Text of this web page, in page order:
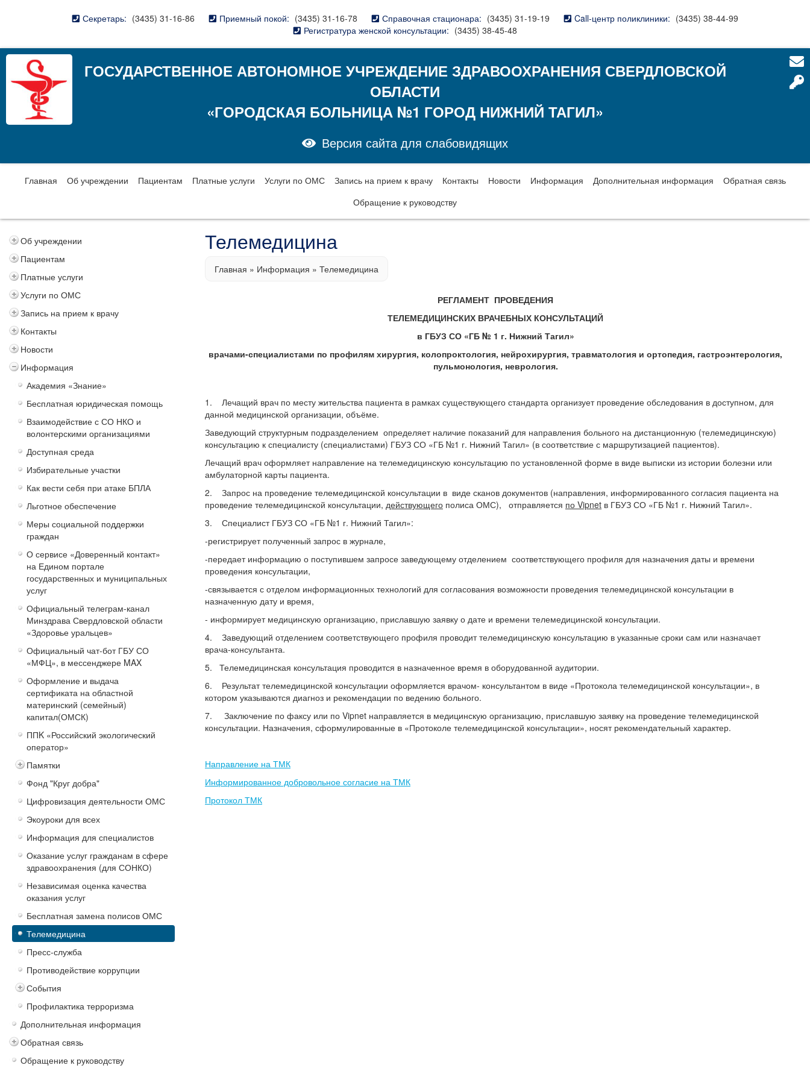
Секретарь: (3435) 31-16-86 Приемный покой: (3435) 31-16-78 Справочная стационара: (3435) 31-19-19 Call-центр поликлиники: (3435) 38-44-99
Регистратура женской консультации: (3435) 38-45-48
ГОСУДАРСТВЕННОЕ АВТОНОМНОЕ УЧРЕЖДЕНИЕ ЗДРАВООХРАНЕНИЯ СВЕРДЛОВСКОЙ
ОБЛАСТИ
«ГОРОДСКАЯ БОЛЬНИЦА №1 ГОРОД НИЖНИЙ ТАГИЛ»
Версия сайта для слабовидящих
Главная Об учреждении Пациентам Платные услуги Услуги по ОМС Запись на прием к врачу Контакты Новости Информация Дополнительная информация
Обратная связь
Обращение к руководству
Об учреждении
Пациентам
Платные услуги
Услуги по ОМС
Запись на прием к врачу
Контакты
Новости
Информация
Академия «Знание»
Бесплатная юридическая помощь
Взаимодействие с СО НКО и
волонтерскими организациями
Доступная среда
Избирательные участки
Как вести себя при атаке БПЛА
Льготное обеспечение
Меры социальной поддержки
граждан
О сервисе «Доверенный контакт»
на Едином портале
государственных и муниципальных
услуг
Официальный телеграм-канал
Минздрава Свердловской области
«Здоровье уральцев»
Официальный чат-бот ГБУ СО
«МФЦ», в мессенджере MAX
Оформление и выдача
сертификата на областной
материнский (семейный)
капитал(ОМСК)
ППK «Российский экологический
оператор»
Памятки
Фонд "Круг добра"
Цифровизация деятельности ОМС
Экоуроки для всех
Информация для специалистов
Оказание услуг гражданам в сфере
здравоохранения (для СОНКО)
Независимая оценка качества
оказания услуг
Бесплатная замена полисов ОМС
Телемедицина
Пресс-служба
Противодействие коррупции
События
Профилактика терроризма
Дополнительная информация
Обратная связь
Обращение к руководству
Телемедицина
Главная » Информация » Телемедицина
РЕГЛАМЕНТ ПРОВЕДЕНИЯ
ТЕЛЕМЕДИЦИНСКИХ ВРАЧЕБНЫХ КОНСУЛЬТАЦИЙ
в ГБУЗ СО «ГБ № 1 г. Нижний Тагил»
врачами-специалистами по профилям хирургия, колопроктология, нейрохирургия, травматология и ортопедия, гастроэнтерология,
пульмонология, неврология.
1. Лечащий врач по месту жительства пациента в рамках существующего стандарта организует проведение обследования в доступном, для
данной медицинской организации, объёме.
Заведующий структурным подразделением определяет наличие показаний для направления больного на дистанционную (телемедицинскую)
консультацию к специалисту (специалистами) ГБУЗ СО «ГБ №1 г. Нижний Тагил» (в соответствие с маршрутизацией пациентов).
Лечащий врач оформляет направление на телемедицинскую консультацию по установленной форме в виде выписки из истории болезни или
амбулаторной карты пациента.
2. Запрос на проведение телемедицинской консультации в виде сканов документов (направления, информированного согласия пациента на
проведение телемедицинской консультации, действующего полиса ОМС), отправляется по Vipnet в ГБУЗ СО «ГБ №1 г. Нижний Тагил».
3. Специалист ГБУЗ СО «ГБ №1 г. Нижний Тагил»:
-регистрирует полученный запрос в журнале,
-передает информацию о поступившем запросе заведующему отделением соответствующего профиля для назначения даты и времени
проведения консультации,
-связывается с отделом информационных технологий для согласования возможности проведения телемедицинской консультации в
назначенную дату и время,
- информирует медицинскую организацию, приславшую заявку о дате и времени телемедицинской консультации.
4. Заведующий отделением соответствующего профиля проводит телемедицинскую консультацию в указанные сроки сам или назначает
врача-консультанта.
5. Телемедицинская консультация проводится в назначенное время в оборудованной аудитории.
6. Результат телемедицинской консультации оформляется врачом- консультантом в виде «Протокола телемедицинской консультации», в
котором указываются диагноз и рекомендации по ведению больного.
7. Заключение по факсу или по Vipnet направляется в медицинскую организацию, приславшую заявку на проведение телемедицинской
консультации. Назначения, сформулированные в «Протоколе телемедицинской консультации», носят рекомендательный характер.
Направление на ТМК
Информированное добровольное согласие на ТМК
Протокол ТМК